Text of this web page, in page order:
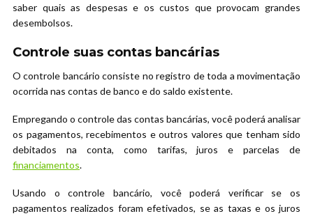
saber quais as despesas e os custos que provocam grandes
desembolsos.
Controle suas contas bancárias
O controle bancário consiste no registro de toda a movimentação
ocorrida nas contas de banco e do saldo existente.
Empregando o controle das contas bancárias, você poderá analisar
os pagamentos, recebimentos e outros valores que tenham sido
debitados na conta, como tarifas, juros e parcelas de
financiamentos.
Usando o controle bancário, você poderá verificar se os
pagamentos realizados foram efetivados, se as taxas e os juros